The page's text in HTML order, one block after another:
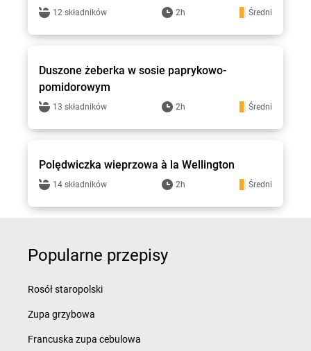
12 składników 2h Średni
Stokrotka - przepisy
Duszone żeberka w sosie paprykowo-
pomidorowym
13 składników 2h Średni
Stokrotka - przepisy
Polędwiczka wieprzowa à la Wellington
14 składników 2h Średni
Popularne przepisy
Rosół staropolski
Zupa grzybowa
Francuska zupa cebulowa